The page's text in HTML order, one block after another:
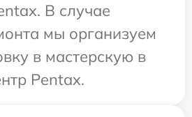
В случае
мы организуем
в мастерскую в
Pentax.